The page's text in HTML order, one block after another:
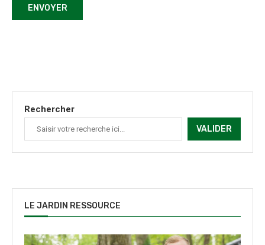
Rechercher
VALIDER
LE JARDIN RESSOURCE